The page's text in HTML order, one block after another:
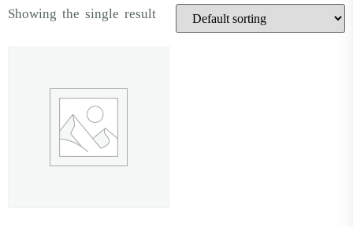
Showing the single result